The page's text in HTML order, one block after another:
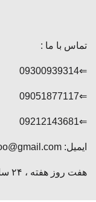
تماس با ما :
⇐09300939314
⇐09051877117
⇐09212143681
ایمیل: panberoo@gmail.com
هفت روز هفته ، ۲۴ ساعته پاسخگوی شما هستیم.